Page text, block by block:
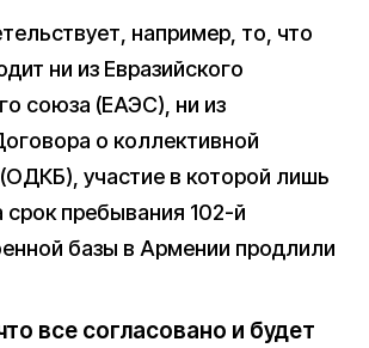
например, то, что
ни из Евразийского
союза (ЕАЭС), ни из
о коллективной
участие в которой лишь
пребывания 102-й
базы в Армении продлили
все согласовано и будет